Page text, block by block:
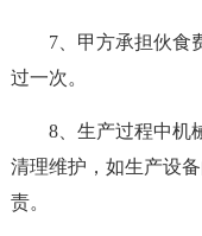
7、甲方承担伙食
过一次。
8、生产过程中机
清理维护，如生产设
责。